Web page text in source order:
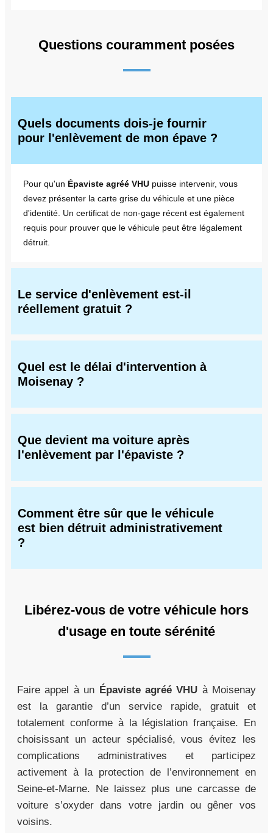
Questions couramment posées
Quels documents dois-je fournir
pour l'enlèvement de mon épave ?
Pour qu'un Épaviste agréé VHU puisse intervenir, vous
devez présenter la carte grise du véhicule et une pièce
d'identité. Un certificat de non-gage récent est également
requis pour prouver que le véhicule peut être légalement
détruit.
Le service d'enlèvement est-il
réellement gratuit ?
Quel est le délai d'intervention à
Moisenay ?
Que devient ma voiture après
l'enlèvement par l'épaviste ?
Comment être sûr que le véhicule
est bien détruit administrativement
?
Libérez-vous de votre véhicule hors
d'usage en toute sérénité
Faire appel à un Épaviste agréé VHU à Moisenay
est la garantie d’un service rapide, gratuit et
totalement conforme à la législation française. En
choisissant un acteur spécialisé, vous évitez les
complications administratives et participez
activement à la protection de l’environnement en
Seine-et-Marne. Ne laissez plus une carcasse de
voiture s’oxyder dans votre jardin ou gêner vos
voisins.